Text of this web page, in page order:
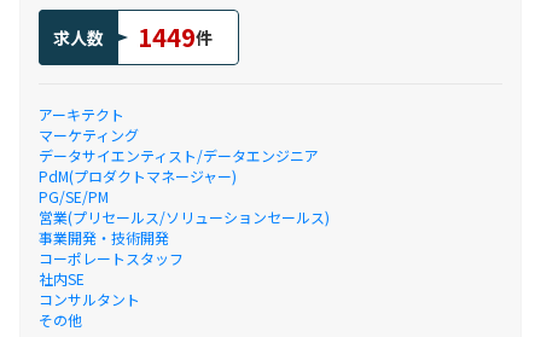
求人数 1449件
アーキテクト
マーケティング
データサイエンティスト/データエンジニア
PdM(プロダクトマネージャー)
PG/SE/PM
営業(プリセールス/ソリューションセールス)
事業開発・技術開発
コーポレートスタッフ
社内SE
コンサルタント
その他